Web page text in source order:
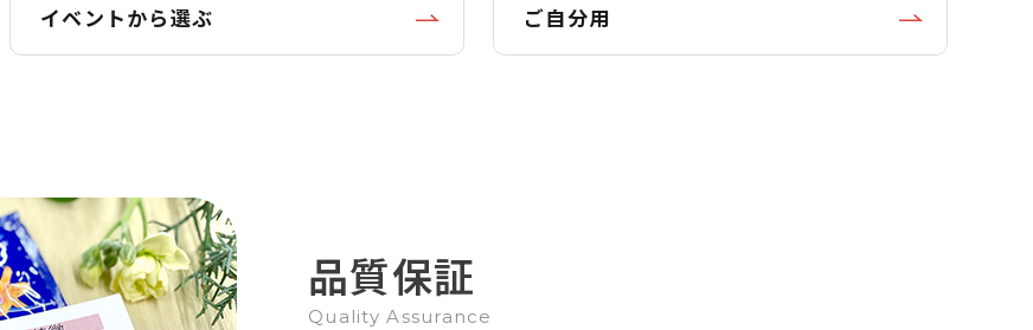
イベントから選ぶ ご自分用
品質保証
Quality Assurance